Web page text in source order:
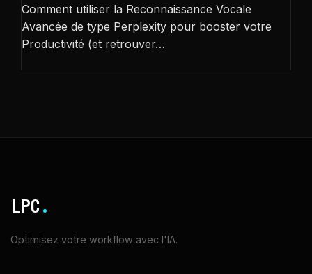
Comment utiliser la Reconnaissance Vocale
Avancée de type Perplexity pour booster votre
Productivité (et retrouver…
LPC.
Optimisez votre workflow avec l'IA.